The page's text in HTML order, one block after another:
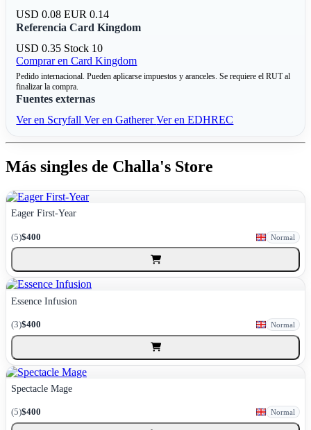
USD 0.08EUR 0.14
Referencia Card Kingdom
USD 0.35 Stock 10
Comprar en Card Kingdom
Pedido internacional. Pueden aplicarse impuestos y aranceles. Se requiere el RUT al
finalizar la compra.
Fuentes externas
Ver en ScryfallVer en GathererVer en EDHREC
Más singles de Challa's Store
Eager First-Year
(5)$400 Normal
Essence Infusion
(3)$400 Normal
Spectacle Mage
(5)$400 Normal